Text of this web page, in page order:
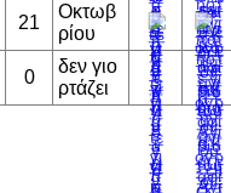
21
Οκτωβ
ρίου
0
δεν γιο
ρτάζει